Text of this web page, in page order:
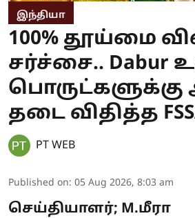
இந்தியா
100% தூய்மை
சர்ச்சை.. Dabur
பொருட்களுக்கு
தடை விதித்த
PT WEB
Published on: 05 Aug 2026, 8:03 am
செய்தியாளர்; M.மீரா